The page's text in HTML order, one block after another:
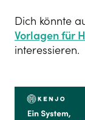
Dich könnte
Vorlagen für
interessieren.